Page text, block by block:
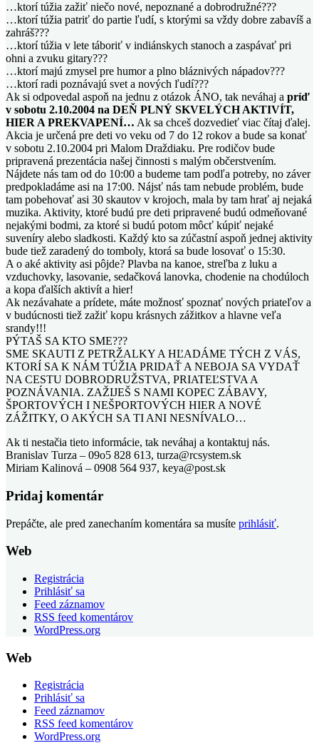
…ktorí túžia zažiť niečo nové, nepoznané a dobrodružné???
…ktorí túžia patriť do partie ľudí, s ktorými sa vždy dobre zabavíš a
zahráš???
…ktorí túžia v lete táboriť v indiánskych stanoch a zaspávať pri
ohni a zvuku gitary???
…ktorí majú zmysel pre humor a plno bláznivých nápadov???
…ktorí radi poznávajú svet a nových ľudí???
Ak si odpovedal aspoň na jednu z otázok ÁNO, tak neváhaj a príď
v sobotu 2.10.2004 na DEŇ PLNÝ SKVELÝCH AKTIVÍT,
HIER A PREKVAPENÍ… Ak sa chceš dozvedieť viac čítaj ďalej.
Akcia je určená pre deti vo veku od 7 do 12 rokov a bude sa konať
v sobotu 2.10.2004 pri Malom Draždiaku. Pre rodičov bude
pripravená prezentácia našej činnosti s malým občerstvením.
Nájdete nás tam od do 10:00 a budeme tam podľa potreby, no záver
predpokladáme asi na 17:00. Nájsť nás tam nebude problém, bude
tam pobehovať asi 30 skautov v krojoch, mala by tam hrať aj nejaká
muzika. Aktivity, ktoré budú pre deti pripravené budú odmeňované
nejakými bodmi, za ktoré si budú potom môcť kúpiť nejaké
suveníry alebo sladkosti. Každý kto sa zúčastní aspoň jednej aktivity
bude tiež zaradený do tomboly, ktorá sa bude losovať o 15:30.
A o aké aktivity asi pôjde? Plavba na kanoe, streľba z luku a
vzduchovky, lasovanie, sedačková lanovka, chodenie na chodúloch
a kopa ďalších aktivít a hier!
Ak nezávahate a prídete, máte možnosť spoznať nových priateľov a
v budúcnosti tiež zažiť kopu krásnych zážitkov a hlavne veľa
srandy!!!
PÝTAŠ SA KTO SME???
SME SKAUTI Z PETRŽALKY A HĽADÁME TÝCH Z VÁS,
KTORÍ SA K NÁM TÚŽIA PRIDAŤ A NEBOJA SA VYDAŤ
NA CESTU DOBRODRUŽSTVA, PRIATEĽSTVA A
POZNÁVANIA. ZAŽIJEŠ S NAMI KOPEC ZÁBAVY,
ŠPORTOVÝCH I NEŠPORTOVÝCH HIER A NOVÉ
ZÁŽITKY, O AKÝCH SA TI ANI NESNÍVALO…
Ak ti nestačia tieto informácie, tak neváhaj a kontaktuj nás.
Branislav Turza – 09o5 828 613, turza@rcsystem.sk
Miriam Kalinová – 0908 564 937, keya@post.sk
Pridaj komentár
Prepáčte, ale pred zanechaním komentára sa musíte prihlásiť.
Web
Registrácia
Prihlásiť sa
Feed záznamov
RSS feed komentárov
WordPress.org
Web
Registrácia
Prihlásiť sa
Feed záznamov
RSS feed komentárov
WordPress.org